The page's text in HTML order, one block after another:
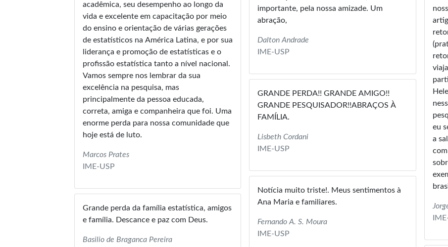
acadêmica, seu desempenho ao longo da
vida e excelente em capacitação por meio
do ensino e orientação de várias gerações
de estatísticos na América Latina, e por sua
liderança e promoção de estatísticas e o
profissão estatística tanto a nível nacional.
Vamos sempre nos lembrar da sua
excelência na pesquisa, mas
principalmente da pessoa educada,
correta, amiga e companheira que foi. Uma
enorme perda para nossa comunidade que
hoje está de luto.
Marcos Prates
IME-USP
Grande perda da família estatística, amigos
e família. Descance e paz com Deus.
Basilio de Braganca Pereira
importante, pela nossa amizade. Um
abração,
Dalton Andrade
IME-USP
GRANDE PERDA!! GRANDE AMIGO!!
GRANDE PESQUISADOR!!ABRAÇOS À
FAMÍLIA.
Lisbeth Cordani
IME-USP
Notícia muito triste!. Meus sentimentos à
Ana Maria e familiares.
Fernando A. S. Moura
IME-USP
eu
a